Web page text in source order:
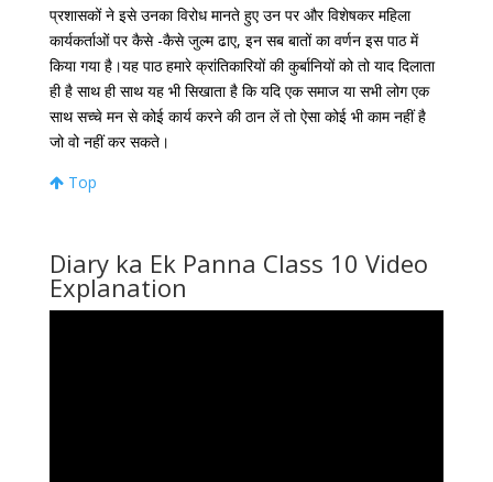
प्रशासकों ने इसे उनका विरोध मानते हुए उन पर और विशेषकर महिला
कार्यकर्ताओं पर कैसे -कैसे जुल्म ढाए, इन सब बातों का वर्णन इस पाठ में
किया गया है।यह पाठ हमारे क्रांतिकारियों की कुर्बानियों को तो याद दिलाता
ही है साथ ही साथ यह भी सिखाता है कि यदि एक समाज या सभी लोग एक
साथ सच्चे मन से कोई कार्य करने की ठान लें तो ऐसा कोई भी काम नहीं है
जो वो नहीं कर सकते।
Top
Diary ka Ek Panna Class 10 Video
Explanation